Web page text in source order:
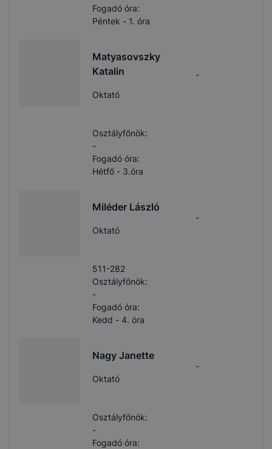
Fogadó óra:
Péntek - 1. óra
Matyasovszky
Katalin
Oktató
-
Osztályfőnök:
-
Fogadó óra:
Hétfő - 3.óra
Miléder László
Oktató
-
511-282
Osztályfőnök:
-
Fogadó óra:
Kedd - 4. óra
Nagy Janette
Oktató
-
Osztályfőnök:
-
Fogadó óra: